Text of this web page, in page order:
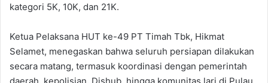
kategori 5K, 10K, dan 21K.
Ketua Pelaksana HUT ke-49 PT Timah Tbk, Hikmat
Selamet, menegaskan bahwa seluruh persiapan dilakukan
secara matang, termasuk koordinasi dengan pemerintah